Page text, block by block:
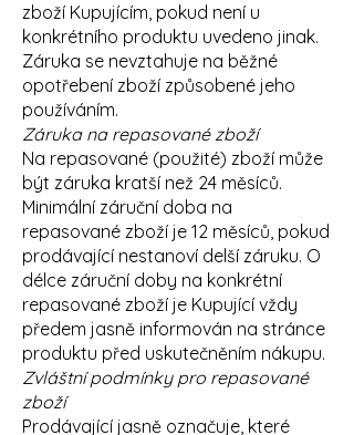
zboží Kupujícím, pokud není u
konkrétního produktu uvedeno jinak.
Záruka se nevztahuje na běžné
opotřebení zboží způsobené jeho
používáním.
Záruka na repasované zboží
Na repasované (použité) zboží může
být záruka kratší než 24 měsíců.
Minimální záruční doba na
repasované zboží je 12 měsíců, pokud
prodávající nestanoví delší záruku. O
délce záruční doby na konkrétní
repasované zboží je Kupující vždy
předem jasně informován na stránce
produktu před uskutečněním nákupu.
Zvláštní podmínky pro repasované
zboží
Prodávající jasně označuje, které